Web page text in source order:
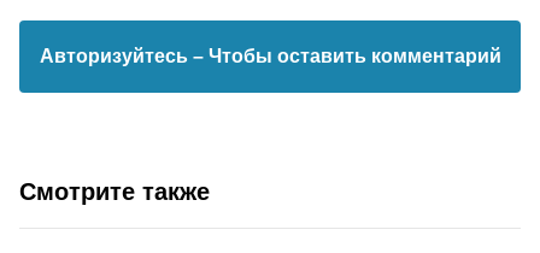
Авторизуйтесь – Чтобы оставить комментарий
Смотрите также